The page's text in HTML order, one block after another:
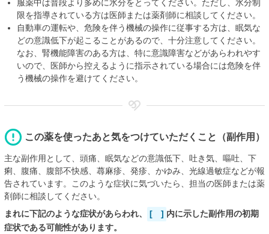
服薬中は普段より多めに水分をとってください。ただし、水分制
限を指導されている方は医師または薬剤師に相談してください。
自動車の運転や、危険を伴う機械の操作に従事する方は、眠気な
どの意識低下が起こることがあるので、十分注意してください。
なお、腎機能障害のある方は、特に意識障害などがあらわれやす
いので、医師から控えるように指示されている場合には危険を伴
う機械の操作を避けてください。
この薬を使ったあと気をつけていただくこと（副作用）
主な副作用として、頭痛、眠気などの意識低下、吐き気、嘔吐、下
痢、腹痛、腹部不快感、蕁麻疹、発疹、かゆみ、光線過敏症などが報
告されています。このような症状に気づいたら、担当の医師または薬
剤師に相談してください。
まれに下記のような症状があらわれ、
[ ] 内に示した副作用の初期
症状である可能性があります。